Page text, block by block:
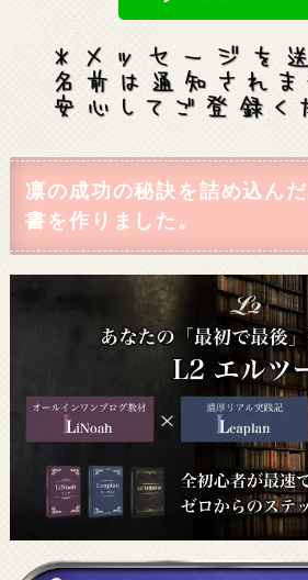
凛の成功の秘訣を詰め込ん
書を作りました。